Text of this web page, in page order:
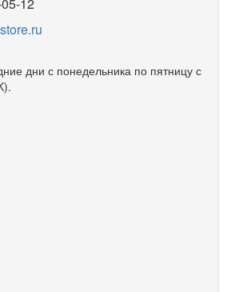
дни с понедельника по пятницу с